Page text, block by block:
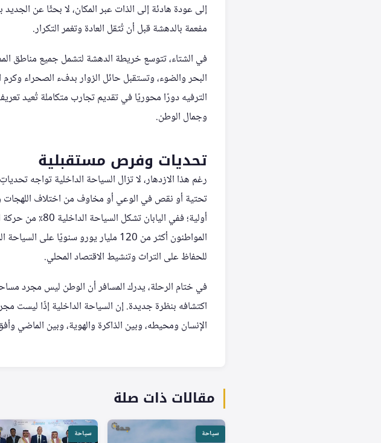
إلى عودة هادئة إلى الذات عبر المكان، لا بحثًا عن
مفعمة بالدهشة قبل أن تُثقل العادة وتغمر التكرار.
في الشتاء، تتوسع خريطة الدهشة لتشمل جميع مناطق
البحر والضوء، وتستقبل حائل الزوار بدفء الصحراء
الترفيه دورًا محوريًا في تقديم تجارب متكاملة تُعيد
وجمال الوطن.
تحديات وفرص مستقبلية
رغم هذا الازدهار، لا تزال السياحة الداخلية تواجه
تحتية أو نقص في الوعي أو مخاوف من اختلاف اللهجات
أولية؛ ففي
المواطنون أكثر من 120 مليار يورو
للحفاظ على التراث وتنشيط الاقتصاد المحلي.
في ختام الرحلة، يدرك المسافر أن الوطن ليس مجرد
اكتشافه بنظرة جديدة. إن السياحة الداخلية إذًا ليست
الإنسان ومحيطه، وبين الذاكرة والهوية، وبين الماضي
مقالات ذات صلة
سياحة سياحة